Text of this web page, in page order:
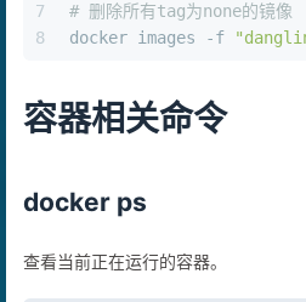
7
8
# 删除所有tag为none的镜像
docker images -f
容器相关命令
docker ps
查看当前正在运行的容器。